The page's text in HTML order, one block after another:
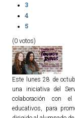
3
4
5
(0 votos)
Este lunes 28 de
una iniciativa del
colaboración con
educativos, para